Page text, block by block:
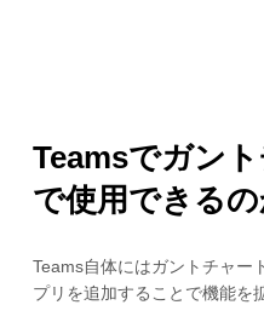
Teamsでガン
で使用できるの
Teams自体にはガントチャー
プリを追加することで機能を